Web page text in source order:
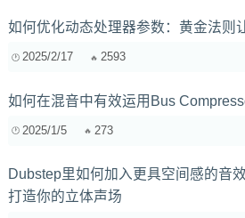
如何优化动态处理器参数：黄金法则
2025/2/17 2593
如何在混音中有效运用Bus
2025/1/5 273
Dubstep里如何加入更具空间感的音
打造你的立体声场